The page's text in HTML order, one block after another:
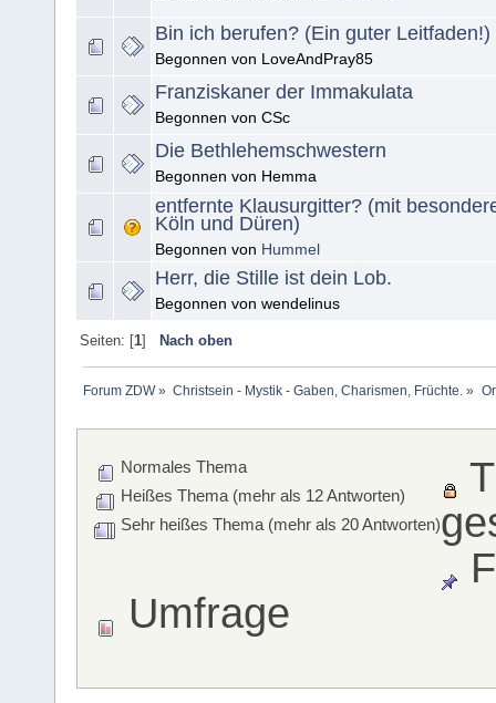
Bin ich berufen? (Ein guter Leitfaden!)
Begonnen von LoveAndPray85
Franziskaner der Immakulata
Begonnen von CSc
Die Bethlehemschwestern
Begonnen von Hemma
entfernte Klausurgitter? (mit
Köln und Düren)
Begonnen von Hummel
Herr, die Stille ist dein Lob.
Begonnen von wendelinus
Seiten: [1] Nach oben
Forum ZDW» Christsein - Mystik - Gaben, Charismen, Früchte. »
Normales Thema
Heißes Thema (mehr als 12 Antworten)
Sehr heißes Thema (mehr als 20 Antworten)
Umfrage